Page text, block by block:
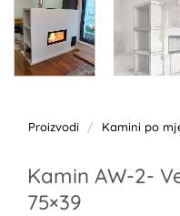
Proizvodi / Kamini po
Kamin AW-2-
75×39